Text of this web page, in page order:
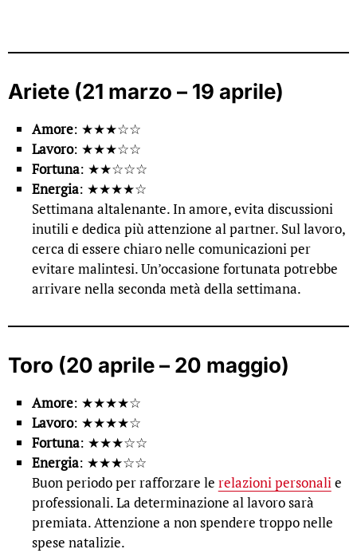
Ariete (21 marzo – 19 aprile)
Amore: ★★★☆☆
Lavoro: ★★★☆☆
Fortuna: ★★☆☆☆
Energia: ★★★★☆
Settimana altalenante. In amore, evita discussioni
inutili e dedica più attenzione al partner. Sul lavoro,
cerca di essere chiaro nelle comunicazioni per
evitare malintesi. Un’occasione fortunata potrebbe
arrivare nella seconda metà della settimana.
Toro (20 aprile – 20 maggio)
Amore: ★★★★☆
Lavoro: ★★★★☆
Fortuna: ★★★☆☆
Energia: ★★★☆☆
Buon periodo per rafforzare le relazioni personalie
professionali. La determinazione al lavoro sarà
premiata. Attenzione a non spendere troppo nelle
spese natalizie.